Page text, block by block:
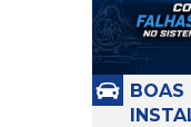
uma
e
mais
BOAS